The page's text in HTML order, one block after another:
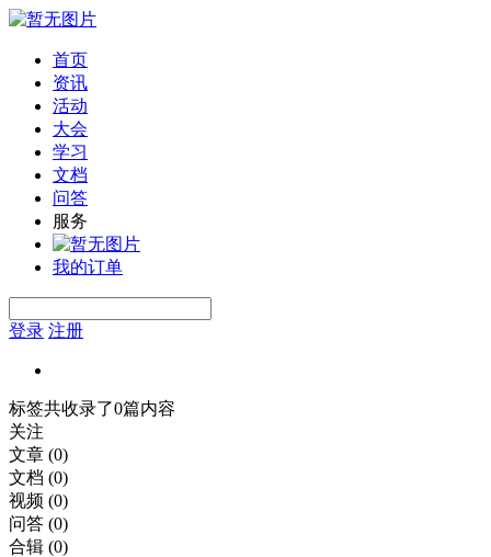
首页
资讯
活动
大会
学习
文档
问答
服务
我的订单
登录 注册
标签共收录了0篇内容
关注
文章 (0)
文档 (0)
视频 (0)
问答 (0)
合辑 (0)